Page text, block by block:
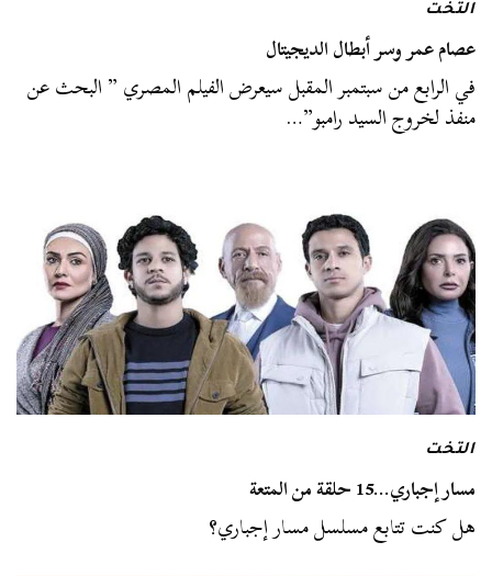
التخت
عصام عمر وسر أبطال الديجيتال
في الرابع من سبتمبر المقبل سيعرض الفيلم المصري ” البحث عن
منفذ لخروج السيد رامبو”…
التخت
مسار إجباري…15 حلقة من المتعة
هل كنت تتابع مسلسل مسار إجباري؟